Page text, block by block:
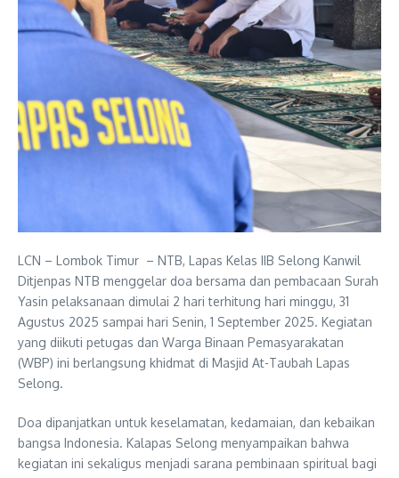
LCN – Lombok Timur – NTB, Lapas Kelas IIB Selong Kanwil
Ditjenpas NTB menggelar doa bersama dan pembacaan Surah
Yasin pelaksanaan dimulai 2 hari terhitung hari minggu, 31
Agustus 2025 sampai hari Senin, 1 September 2025. Kegiatan
yang diikuti petugas dan Warga Binaan Pemasyarakatan
(WBP) ini berlangsung khidmat di Masjid At-Taubah Lapas
Selong.
Doa dipanjatkan untuk keselamatan, kedamaian, dan kebaikan
bangsa Indonesia. Kalapas Selong menyampaikan bahwa
kegiatan ini sekaligus menjadi sarana pembinaan spiritual bagi